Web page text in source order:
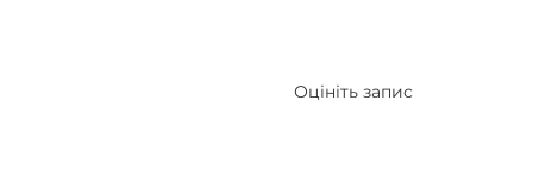
Оцініть запис